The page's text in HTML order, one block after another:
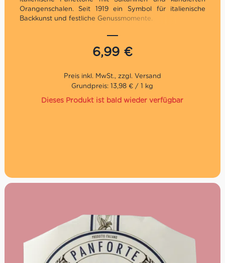
Orangenschalen. Seit 1919 ein Symbol für italienische
Backkunst und festliche Genussmomente.
Traditionelles Geschenk zu Weihnachten
Traditionelles Rezept6,99 €
Grundpreis: 13,98 € / 1 kg
Dieses Produkt ist bald wieder verfügbar